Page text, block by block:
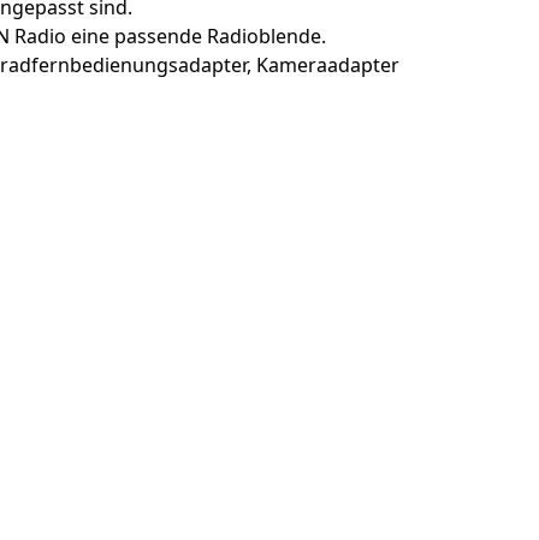
sind.
eine passende Radioblende.
Kameraadapter